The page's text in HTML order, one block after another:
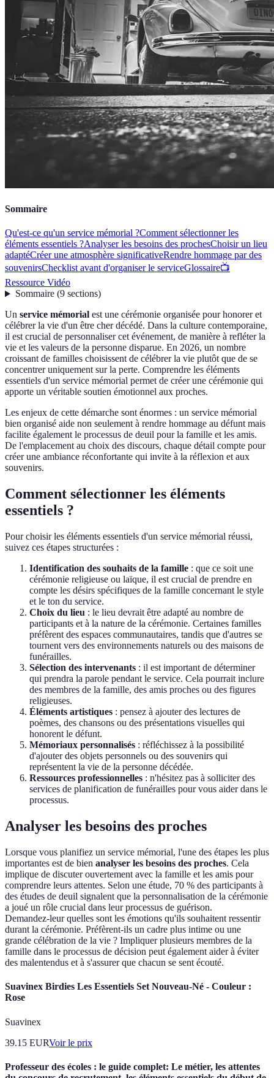
Sommaire
Qu'est-ce qu'un service mémorial ?Comment sélectionner les
éléments essentiels ?Analyser les besoins des prochesChoisir un lieu
adaptéCréer une atmosphère significativeRendre hommage par des
souvenirsChecklist avant d'organiser le serviceGlossaire📺
Ressource Vidéo
Sommaire(9 sections)
Un service mémorial est une cérémonie organisée pour honorer et
célébrer la vie d'un être cher décédé. Dans la culture contemporaine,
il est crucial de personnaliser cet événement, de manière à refléter la
vie et les valeurs de la personne disparue. En 2026, un nombre
croissant de familles choisissent de célébrer la vie plutôt que de se
concentrer uniquement sur la perte. Comprendre les éléments
essentiels d'un service mémorial permet de créer une cérémonie qui
apporte un véritable soutien émotionnel aux proches.
Les enjeux de cette démarche sont énormes : un service mémorial
bien organisé aide non seulement à rendre hommage au défunt mais
facilite également le processus de deuil pour la famille et les amis.
De l'emplacement au choix des discours, chaque détail compte pour
créer une ambiance réconfortante qui invite à la réflexion et aux
souvenirs.
Comment sélectionner les éléments
essentiels ?
Pour choisir les éléments essentiels d'un service mémorial réussi,
suivez ces étapes structurées :
Identification des souhaits de la famille : que ce soit une
cérémonie religieuse ou laïque, il est crucial de prendre en
compte les désirs spécifiques de la famille concernant le style
et le ton du service.
Choix du lieu : le lieu devrait être adapté au nombre de
participants et à la nature de la cérémonie. Certaines familles
préfèrent des espaces communautaires, tandis que d'autres se
tournent vers des environnements naturels ou des maisons de
funérailles.
Sélection des intervenants : il est important de déterminer
qui prendra la parole pendant le service. Cela pourrait inclure
des membres de la famille, des amis proches ou des figures
religieuses.
Éléments artistiques : pensez à ajouter des lectures de
poèmes, des chansons ou des présentations visuelles qui
honorent le défunt.
Mémoriaux personnalisés : réfléchissez à la possibilité
d'ajouter des objets personnels ou des souvenirs qui
représentent la vie de la personne décédée.
Ressources professionnelles : n'hésitez pas à solliciter des
services de planification de funérailles pour vous aider dans le
processus.
Analyser les besoins des proches
Lorsque vous planifiez un service mémorial, l'une des étapes les plus
importantes est de bien analyser les besoins des proches. Cela
implique de discuter ouvertement avec la famille et les amis pour
comprendre leurs attentes. Selon une étude, 70 % des participants à
des études de deuil signalent que la personnalisation de la cérémonie
a joué un rôle crucial dans leur processus de guérison.
Demandez-leur quelles sont les émotions qu'ils souhaitent ressentir
durant la cérémonie. Préfèrent-ils un cadre plus intime ou une
grande célébration de la vie ? Impliquer plusieurs membres de la
famille dans le processus de décision peut également aider à éviter
des malentendus et à s'assurer que chacun se sent écouté.
Suavinex Birdies Les Essentiels Set Nouveau-Né - Couleur :
Rose
Suavinex
39.15 EURVoir le prix
Professeur des écoles : le guide complet: Le métier, les attentes